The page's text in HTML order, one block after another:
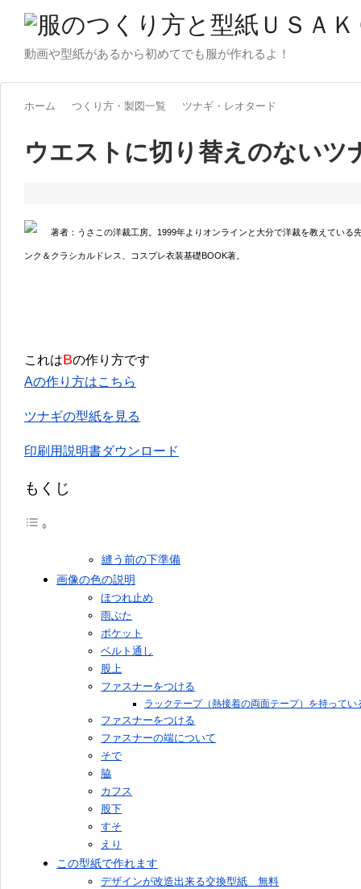
動画や型紙があるから初めてでも服が作れるよ！
ホーム つくり方・製図一覧 ツナギ・レオタード
ウエストに切り替えのないツ
著者：うさこの洋裁工房。1999年よりオンラインと大分で洋裁を教えている
ンク＆クラシカルドレス、コスプレ衣装基礎BOOK著。
これはBの作り方です
Aの作り方はこちら
ツナギの型紙を見る
印刷用説明書ダウンロード
もくじ
縫う前の下準備
画像の色の説明
ほつれ止め
雨ぶた
ポケット
ベルト通し
股上
ファスナーをつける
ラックテープ（熱接着の両面テープ）を持ってい
ファスナーをつける
ファスナーの端について
そで
脇
カフス
股下
すそ
えり
この型紙で作れます
デザインが改造出来る交換型紙 無料